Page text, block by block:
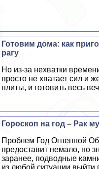
Готовим дома: как
рагу
Но из-за нехватки
просто не хватает сил и
плиты, и готовить весь
Гороскоп на год – Paк
Проблем Год Огненной
предоставит немало, но
заранее, подводные